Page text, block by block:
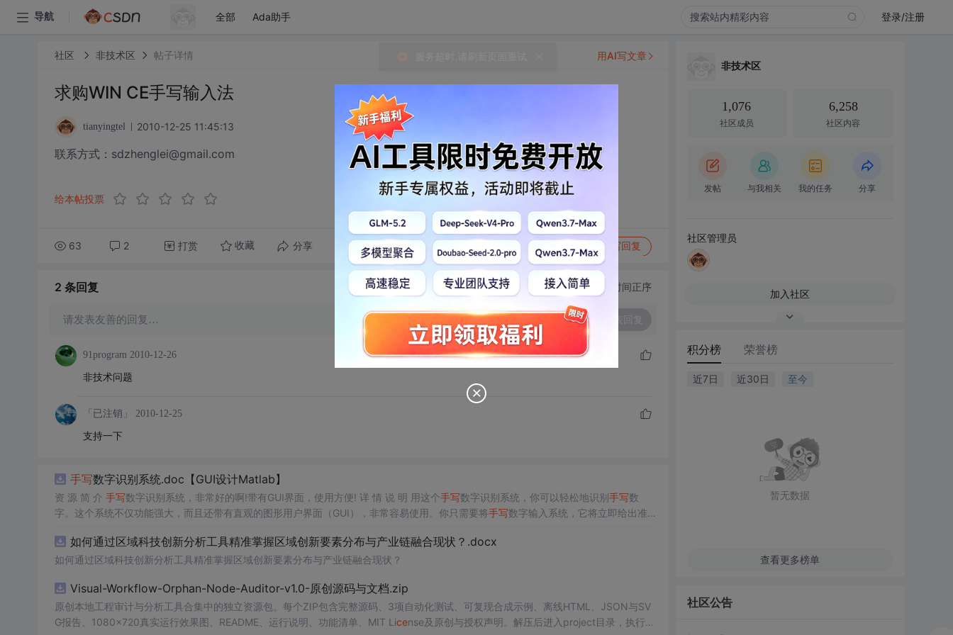
导航 全部 Ada助手 登录/注册
社区 非技术区 帖子详情
求购WIN CE手写输入法
tianyingtel 2010-12-25 11:45:13
联系方式：sdzhenglei@gmail.com
给本帖投票
63 2 打赏 收藏 分享 转发到动态 写回复
用AI写文章
2 条回复 切换为时间正序
请发表友善的回复…
91program 2010-12-26
非技术问题
「已注销」 2010-12-25
支持一下
手写数字识别系统.doc【GUI设计Matlab】
资 源 简 介 手写数字识别系统，非常好的啊!带有GUI界面，使用方便! 详 情 说 明 用这个手写数字识别系统，你可以轻松地识别手写数
字。这个系统不仅功能强大，而且还带有直观的图形用户界面（GUI），非常容易使用。你只需要将手写数字输入系统，它将立即给出准确
便和实用的工具，你一定会喜欢它的！
如何通过区域科技创新分析工具精准掌握区域创新要素分布与产业链融合现状？.docx
如何通过区域科技创新分析工具精准掌握区域创新要素分布与产业链融合现状？
Visual-Workflow-Orphan-Node-Auditor-v1.0-原创源码与文档.zip
原创本地工程审计与分析工具合集中的独立资源包。每个ZIP包含完整源码、3项自动化测试、可复现合成示例、离线HTML、JSON与SV
G报告、1080×720真实运行效果图、README、运行说明、功能清单、MIT License及原创与授权声明。解压后进入project目录，执行np
非技术区
1,076
社区成员
6,258
社区内容
发帖 与我相关 我的任务 分享
社区管理员
加入社区
积分榜 荣誉榜
近7日 近30日 至今
暂无数据
查看更多榜单
社区公告